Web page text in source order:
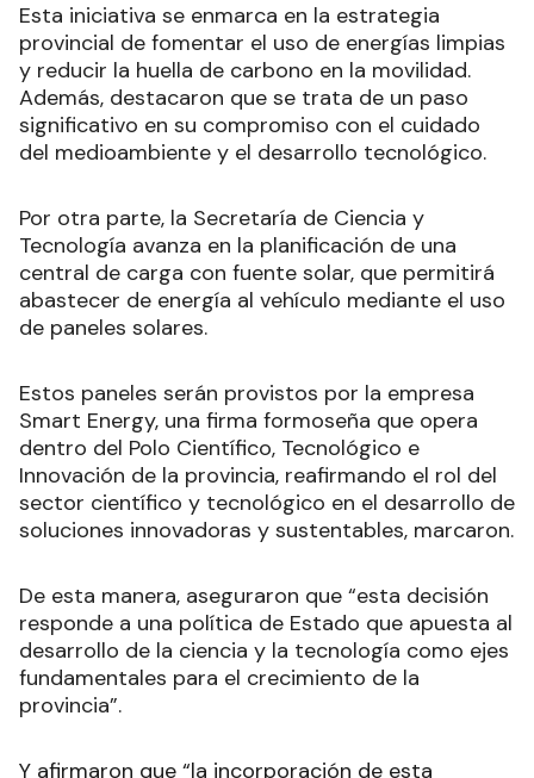
Esta iniciativa se enmarca en la estrategia
provincial de fomentar el uso de energías limpias
y reducir la huella de carbono en la movilidad.
Además, destacaron que se trata de un paso
significativo en su compromiso con el cuidado
del medioambiente y el desarrollo tecnológico.
Por otra parte, la Secretaría de Ciencia y
Tecnología avanza en la planificación de una
central de carga con fuente solar, que permitirá
abastecer de energía al vehículo mediante el uso
de paneles solares.
Estos paneles serán provistos por la empresa
Smart Energy, una firma formoseña que opera
dentro del Polo Científico, Tecnológico e
Innovación de la provincia, reafirmando el rol del
sector científico y tecnológico en el desarrollo de
soluciones innovadoras y sustentables, marcaron.
De esta manera, aseguraron que “esta decisión
responde a una política de Estado que apuesta al
desarrollo de la ciencia y la tecnología como ejes
fundamentales para el crecimiento de la
provincia”.
Y afirmaron que “la incorporación de esta